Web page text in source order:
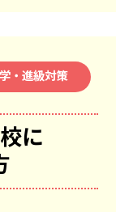
・進級対策
に